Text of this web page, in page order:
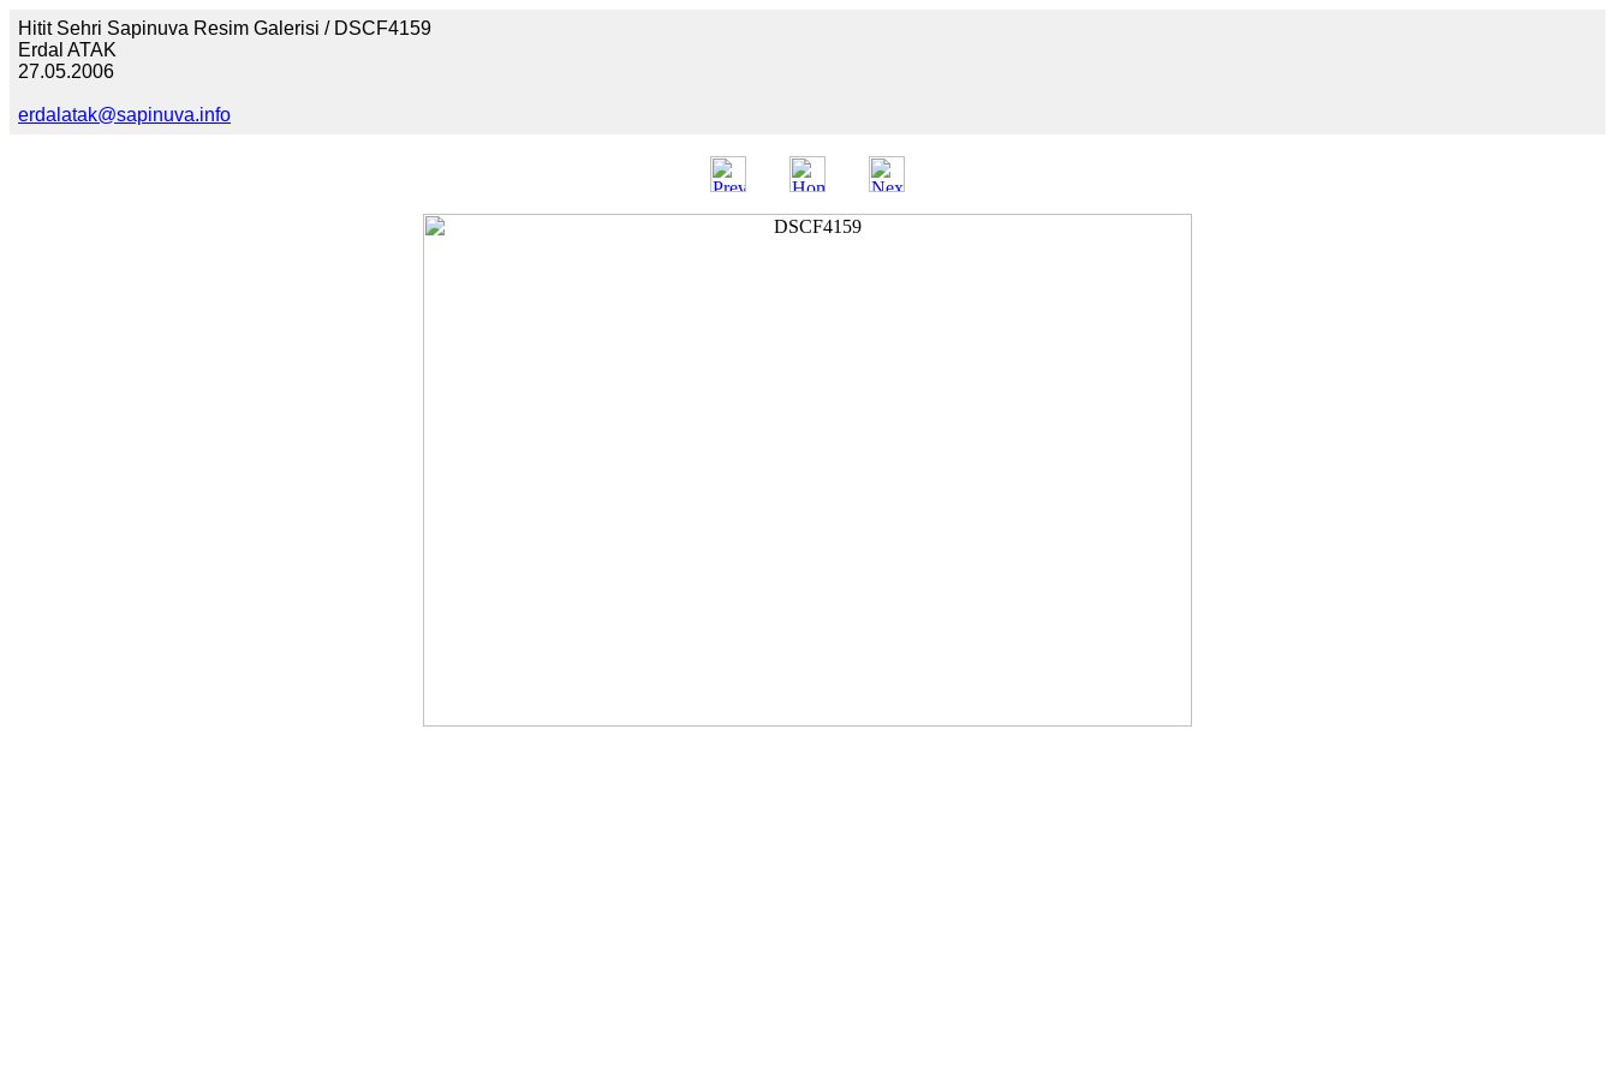
Hitit Sehri Sapinuva Resim Galerisi / DSCF4159
Erdal ATAK
27.05.2006
erdalatak@sapinuva.info